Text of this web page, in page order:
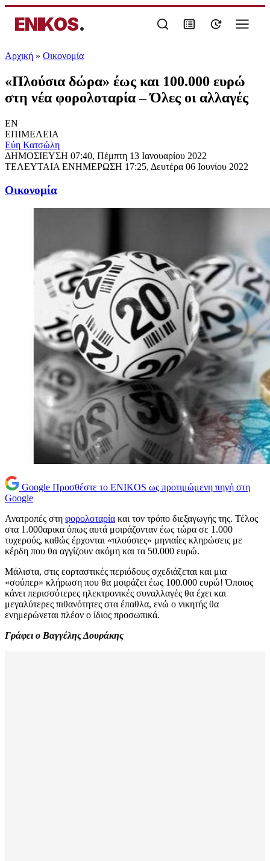
ENIKOS.
Αρχική » Oικονομία
«Πλούσια δώρα» έως και 100.000 ευρώ
στη νέα φορολοταρία – Όλες οι αλλαγές
EN
ΕΠΙΜΕΛΕΙΑ
Εύη Κατσώλη
ΔΗΜΟΣΙΕΥΣΗ 07:40, Πέμπτη 13 Ιανουαρίου 2022
ΤΕΛΕΥΤΑΙΑ ΕΝΗΜΕΡΩΣΗ 17:25, Δευτέρα 06 Ιουνίου 2022
Oικονομία
Google Προσθέστε το ENIKOS ως προτιμώμενη πηγή στη
Google
Ανατροπές στη φορολοταρία και τον τρόπο διεξαγωγής της. Τέλος
στα 1.000αρικα όπως αυτά μοιράζονταν έως τώρα σε 1.000
τυχερούς, καθώς έρχονται «πλούσιες» μηνιαίες κληρώσεις με
κέρδη που θα αγγίζουν ακόμη και τα 50.000 ευρώ.
Μάλιστα, στις εορταστικές περιόδους σχεδιάζεται και μια
«σούπερ» κλήρωση που θα μοιράζει έως 100.000 ευρώ! Όποιος
κάνει περισσότερες ηλεκτρονικές συναλλαγές θα έχει και
μεγαλύτερες πιθανότητες στα έπαθλα, ενώ ο νικητής θα
ενημερώνεται πλέον ο ίδιος προσωπικά.
Γράφει ο Βαγγέλης Δουράκης